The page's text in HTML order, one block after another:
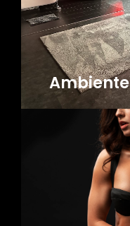
Ambiente